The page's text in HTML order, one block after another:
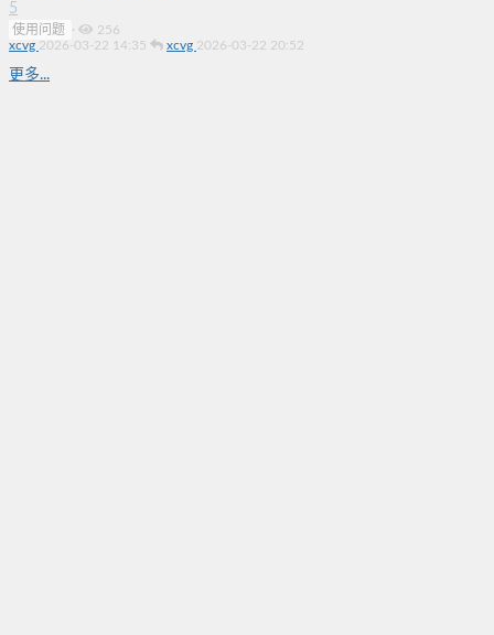
5
使用问题 ·
256
xcvg 2026-03-22 14:35 xcvg 2026-03-22 20:52
更多...